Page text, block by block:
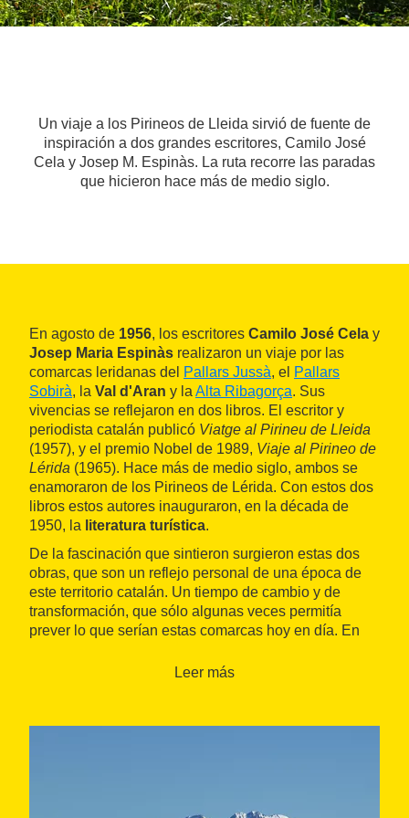
Un viaje a los Pirineos de Lleida sirvió de fuente de
inspiración a dos grandes escritores, Camilo José
Cela y Josep M. Espinàs. La ruta recorre las paradas
que hicieron hace más de medio siglo.
En agosto de 1956, los escritores Camilo José Cela y
Josep Maria Espinàs realizaron un viaje por las
comarcas leridanas del Pallars Jussà, el Pallars
Sobirà, la Val d'Aran y la Alta Ribagorça. Sus
vivencias se reflejaron en dos libros. El escritor y
periodista catalán publicó Viatge al Pirineu de Lleida
(1957), y el premio Nobel de 1989, Viaje al Pirineo de
Lérida (1965). Hace más de medio siglo, ambos se
enamoraron de los Pirineos de Lérida. Con estos dos
libros estos autores inauguraron, en la década de
1950, la literatura turística.
De la fascinación que sintieron surgieron estas dos
obras, que son un reflejo personal de una época de
este territorio catalán. Un tiempo de cambio y de
transformación, que sólo algunas veces permitía
prever lo que serían estas comarcas hoy en día. En
"una pensión completa en Sort que valía 45 pesetas",
gente y los caminos siguen siendo como hace más de
1927) y Cela (Iria Flavia, La Coruña, 1916 - Madrid,
Leer más